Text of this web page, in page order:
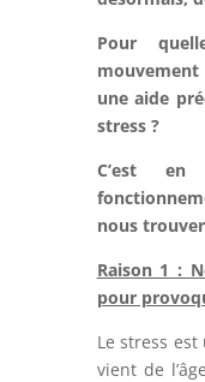
Pour
une aide
stress ?
C’est en
nous
Raison 1 :
pour
Le stress
vient de